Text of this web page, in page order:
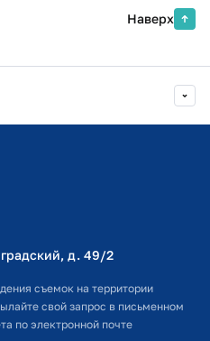
Наверх
портал
д. 49/2​
съемок на территории
свой запрос в письменном
по электронной почте